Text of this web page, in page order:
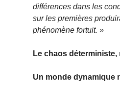
différences dans les
sur les premières
phénomène fortuit. »
Le chaos
Un monde dynamique